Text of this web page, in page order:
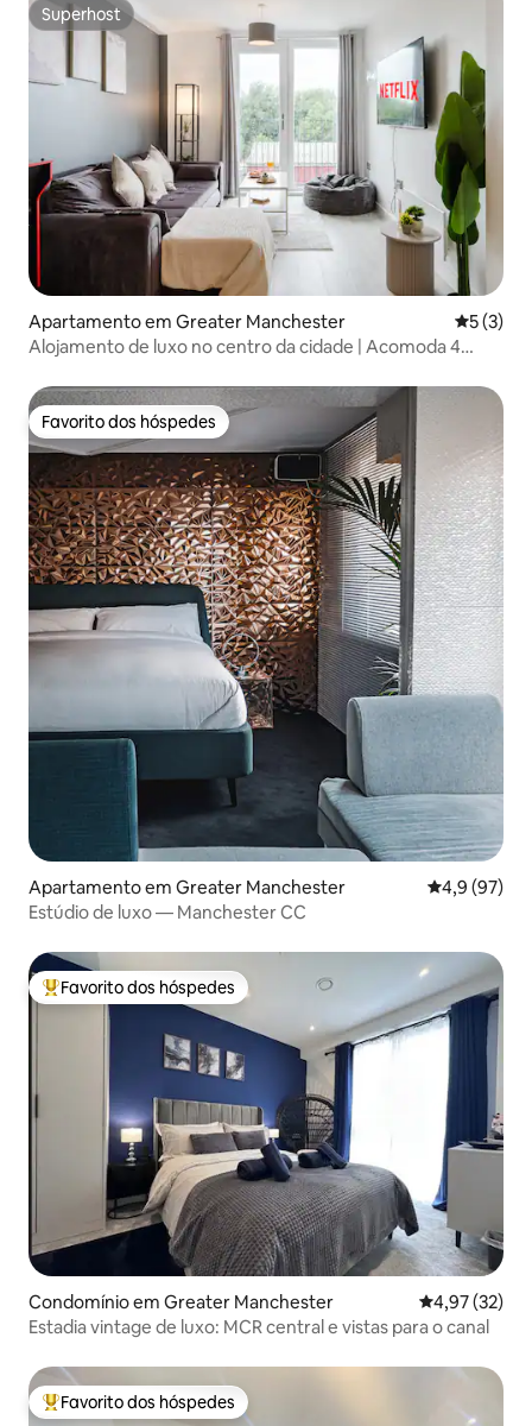
Superhost
Superhost
Apartamento em Greater Manchester
5 (3)
Alojamento de luxo no centro da cidade | Acomoda 4
Favorito dos hóspedes
Favorito dos hóspedes
Apartamento em Greater Manchester
4,9 (97)
Estúdio de luxo — Manchester CC
Favoritos dos hóspedes mais apreciados
Favorito dos hóspedes
Condomínio em Greater Manchester Classificação
4,97 (32)
Estadia vintage de luxo: MCR central e vistas para o canal
Favoritos dos hóspedes mais apreciados
Favorito dos hóspedes